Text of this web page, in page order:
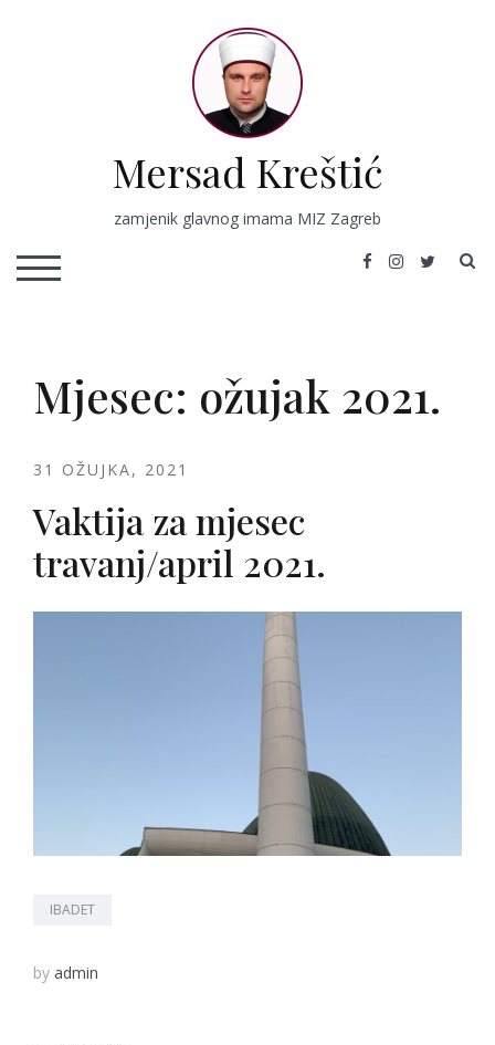
Mersad Kreštić
zamjenik glavnog imama MIZ Zagreb
TOGGLE MOBILE MENU
Mjesec: ožujak 2021.
31 OŽUJKA, 2021
Vaktija za mjesec
travanj/april 2021.
IBADET
by admin